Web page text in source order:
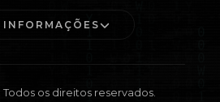
INFORMAÇÕES
os direitos reservados.